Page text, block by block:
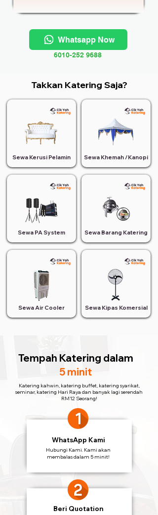
Whatsapp Now
6010-252 9688
Takkan Katering Saja?
Sewa Kerusi Pelamin
Sewa PA System
Sewa Air Cooler
Sewa Khemah /Kanopi
Sewa Barang Katering
Sewa Kipas Komersial
Tempah Katering dalam
5 minit
Katering kahwin, katering buffet, katering syarikat,
seminar, katering Hari Raya dan banyak lagi serendah
RM12 Seorang!
WhatsApp Kami
Hubungi Kami. Kami akan
membalas dalam 5 minit!
Beri Quotation